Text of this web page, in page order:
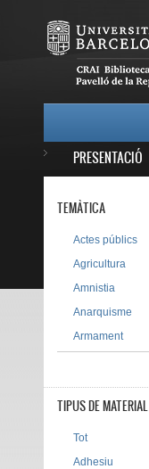
PRESENTACIÓ
TEMÀTICA
Actes públics
Agricultura
Amnistia
Anarquisme
Armament
TIPUS DE MATERIAL
Tot
Adhesiu